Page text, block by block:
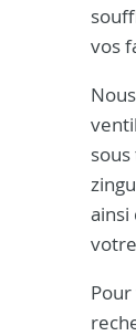
vos
ainsi